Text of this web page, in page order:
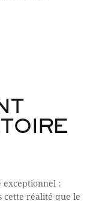
exceptionnel :
cette réalité que le